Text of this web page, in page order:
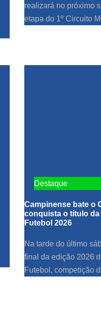
realizará no próximo
etapa do 1º Circuito
Destaque
Campinense bate o
conquista o título da
Futebol 2026
Na tarde do último
final da edição 2026
Futebol, competição